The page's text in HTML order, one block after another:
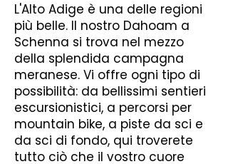
L'Alto Adige è una delle regioni
più belle. Il nostro Dahoam a
Schenna si trova nel mezzo
della splendida campagna
meranese. Vi offre ogni tipo di
possibilità: da bellissimi sentieri
escursionistici, a percorsi per
mountain bike, a piste da sci e
da sci di fondo, qui troverete
tutto ciò che il vostro cuore